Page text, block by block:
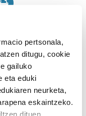
pertsonala,
ditugu, cookie
gailuko
eta eduki
neurketa,
eskaintzeko.
dituen